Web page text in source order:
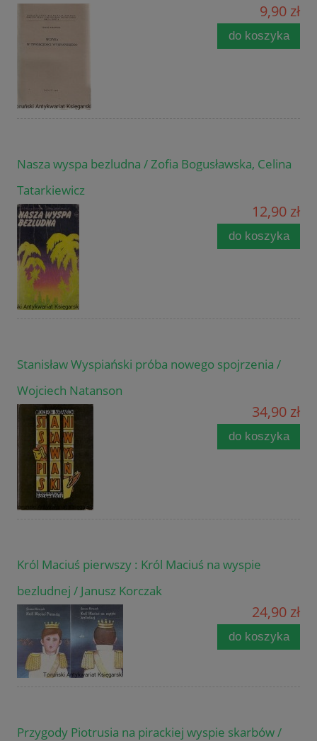
9,90 zł
do koszyka
Nasza wyspa bezludna / Zofia Bogusławska, Celina
Tatarkiewicz
12,90 zł
do koszyka
Stanisław Wyspiański próba nowego spojrzenia /
Wojciech Natanson
34,90 zł
do koszyka
Król Maciuś pierwszy : Król Maciuś na wyspie
bezludnej / Janusz Korczak
24,90 zł
do koszyka
Przygody Piotrusia na pirackiej wyspie skarbów /